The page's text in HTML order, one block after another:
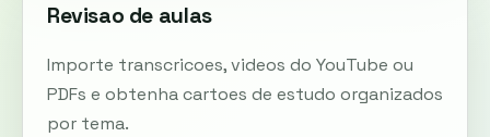
Revisao de aulas
Importe transcricoes, videos do YouTube ou
PDFs e obtenha cartoes de estudo organizados
por tema.